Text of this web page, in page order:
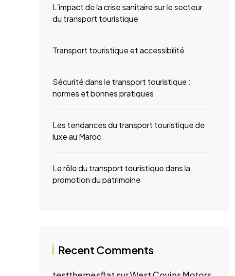
L’impact de la crise sanitaire sur le secteur
du transport touristique
Transport touristique et accessibilité
Sécurité dans le transport touristique :
normes et bonnes pratiques
Les tendances du transport touristique de
luxe au Maroc
Le rôle du transport touristique dans la
promotion du patrimoine
Recent Comments